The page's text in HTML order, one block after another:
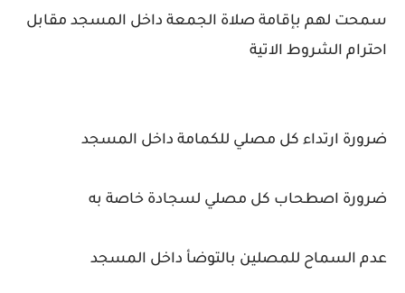
سمحت لهم بإقامة صلاة الجمعة داخل المسجد مقابل
احترام الشروط الاتية
ضرورة ارتداء كل مصلي للكمامة داخل المسجد
ضرورة اصطحاب كل مصلي لسجادة خاصة به
عدم السماح للمصلين بالتوضأ داخل المسجد